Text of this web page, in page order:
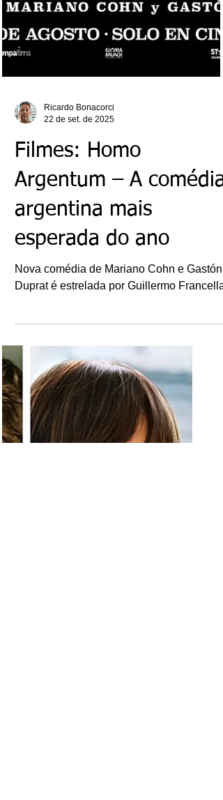
Filmes: Homo
Argentum – A comédia
argentina mais
esperada do ano